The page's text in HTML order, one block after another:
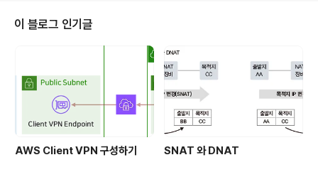
명확히 식별하고, 빠르고 효율적인 대응을 가능하게 해주
는 국제 표준 식별 체계입니다.CVE란 무엇인가? CVE는
보안 취약점 정보를 표준화하여 전 세계적으로 명확하게
소통할 수 있도록 만든 체계입니다. 각 취약점은 고유한 식
별 번..
이 블로그 인기글
AWS Client VPN 구성하기 SNAT 와 DNAT